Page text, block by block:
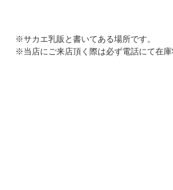
※サカエ乳販と書いてある場所です。
※当店にご来店頂く際は必ず電話にて在